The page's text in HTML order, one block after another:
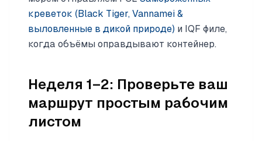
креветок (Black Tiger, Vannamei &
выловленные в дикой природе) и IQF филе,
когда объёмы оправдывают контейнер.
Неделя 1–2: Проверьте ваш
маршрут простым рабочим
листом